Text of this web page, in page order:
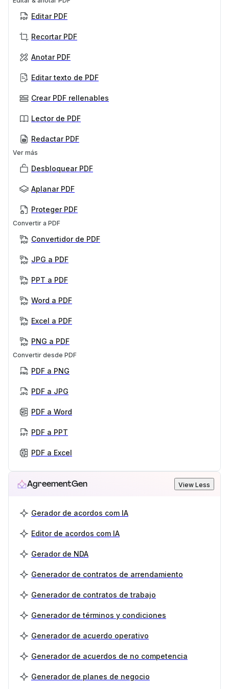
Editar PDF
Recortar PDF
Anotar PDF
Editar texto de PDF
Crear PDF rellenables
Lector de PDF
Redactar PDF
Ver más
Desbloquear PDF
Aplanar PDF
Proteger PDF
Convertir a PDF
Convertidor de PDF
JPG a PDF
PPT a PDF
Word a PDF
Excel a PDF
PNG a PDF
Convertir desde PDF
PDF a PNG
PDF a JPG
PDF a Word
PDF a PPT
PDF a Excel
AgreementGen View Less
Gerador de acordos com IA
Editor de acordos com IA
Gerador de NDA
Generador de contratos de arrendamiento
Generador de contratos de trabajo
Generador de términos y condiciones
Generador de acuerdo operativo
Generador de acuerdos de no competencia
Generador de planes de negocio